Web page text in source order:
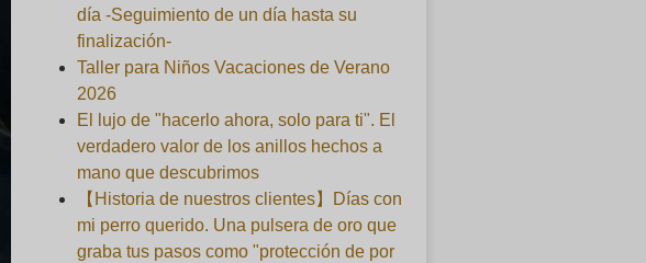
día -Seguimiento de un día hasta su
finalización-
Taller para Niños Vacaciones de Verano
2026
El lujo de "hacerlo ahora, solo para ti". El
verdadero valor de los anillos hechos a
mano que descubrimos
【Historia de nuestros clientes】Días con
mi perro querido. Una pulsera de oro que
graba tus pasos como "protección de por